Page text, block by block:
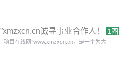
诚寻事业合作人！ 1图
项目在线网”www.xmzxcn.cn，是一个为大